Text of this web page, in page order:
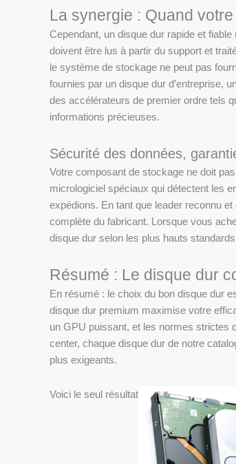
La synergie : Quand
Cependant, un disque dur rapide et
doivent être lus à partir du support et
le système de stockage ne peut pas
fournies par un disque dur d’entreprise,
des accélérateurs de premier ordre tels
informations précieuses.
Sécurité des données,
Votre composant de stockage ne doit
micrologiciel spéciaux qui détectent les
expédions. En tant que leader reconnu
complète du fabricant. Lorsque vous
disque dur selon les plus hauts
Résumé : Le disque dur
En résumé : le choix du bon disque dur
disque dur premium maximise votre
un GPU puissant, et les normes strictes
center, chaque disque dur de notre
plus exigeants.
Voici le seul résultat